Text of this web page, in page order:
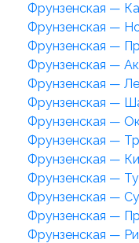
Фрунзенская —
Фрунзенская —
Фрунзенская —
Фрунзенская —
Фрунзенская —
Фрунзенская —
Фрунзенская —
Фрунзенская —
Фрунзенская —
Фрунзенская —
Фрунзенская —
Фрунзенская —
Фрунзенская —